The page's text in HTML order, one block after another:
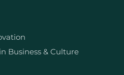
Business & Culture